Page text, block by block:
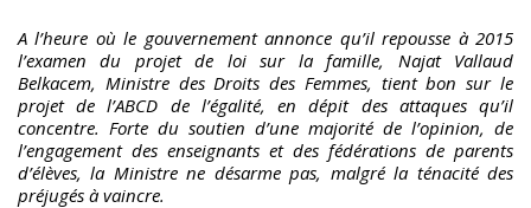
A l’heure où le gouvernement annonce qu’il repousse à 2015
l’examen du projet de loi sur la famille, Najat Vallaud
Belkacem, Ministre des Droits des Femmes, tient bon sur le
projet de l’ABCD de l’égalité, en dépit des attaques qu’il
concentre. Forte du soutien d’une majorité de l’opinion, de
l’engagement des enseignants et des fédérations de parents
d’élèves, la Ministre ne désarme pas, malgré la ténacité des
préjugés à vaincre.